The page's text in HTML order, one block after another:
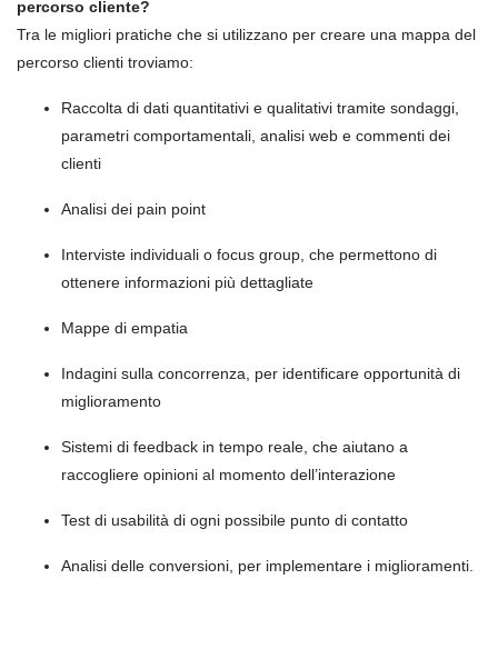
percorso cliente?
Tra le migliori pratiche che si utilizzano per creare una mappa del
percorso clienti troviamo:
Raccolta di dati quantitativi e qualitativi tramite sondaggi,
parametri comportamentali, analisi web e commenti dei
clienti
Analisi dei pain point
Interviste individuali o focus group, che permettono di
ottenere informazioni più dettagliate
Mappe di empatia
Indagini sulla concorrenza, per identificare opportunità di
miglioramento
Sistemi di feedback in tempo reale, che aiutano a
raccogliere opinioni al momento dell’interazione
Test di usabilità di ogni possibile punto di contatto
Analisi delle conversioni, per implementare i miglioramenti.